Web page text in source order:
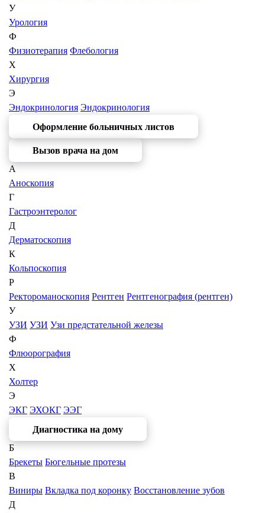
У
Урология
Ф
Физиотерапия Флебология
Х
Хирургия
Э
Эндокринология Эндокринология
Оформление больничных листов
Вызов врача на дом
А
Аноскопия
Г
Гастроэнтеролог
Д
Дерматоскопия
К
Кольпоскопия
Р
Ректороманоскопия Рентген Рентгенография (рентген)
У
УЗИ УЗИ Узи предстательной железы
Ф
Флюорография
Х
Холтер
Э
ЭКГ ЭХОКГ ЭЭГ
Диагностика на дому
Б
Брекеты Бюгельные протезы
В
Виниры Вкладка под коронку Восстановление зубов
Д